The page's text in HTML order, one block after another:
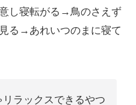
し寝転がる→鳥のさえず
る→あれいつのまに寝て
ラックスできるやつ